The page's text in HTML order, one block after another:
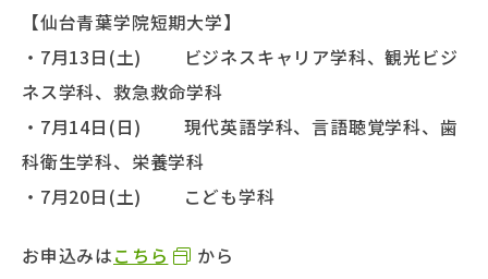
【仙台青葉学院短期大学】
・7月13日(土) ビジネスキャリア学科、観光ビジ
ネス学科、救急救命学科
・7月14日(日) 現代英語学科、言語聴覚学科、歯
科衛生学科、栄養学科
・7月20日(土) こども学科
お申込みはこちら から